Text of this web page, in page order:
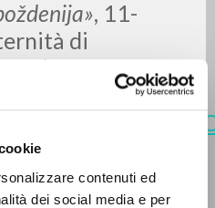
contenuti ed
dei social media e per
, 11-
di
2021.
news/
vi-